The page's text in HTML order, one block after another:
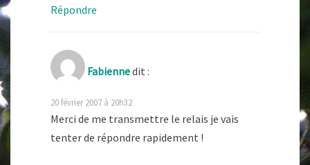
Répondre
Fabiennedit :
20 février 2007 à 20h32
Merci de me transmettre le relais je vais
tenter de répondre rapidement !